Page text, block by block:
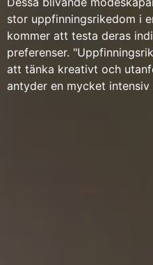
stor uppfinningsrikedom i
kommer att testa deras
preferenser.
att tänka kreativt och
antyder en mycket